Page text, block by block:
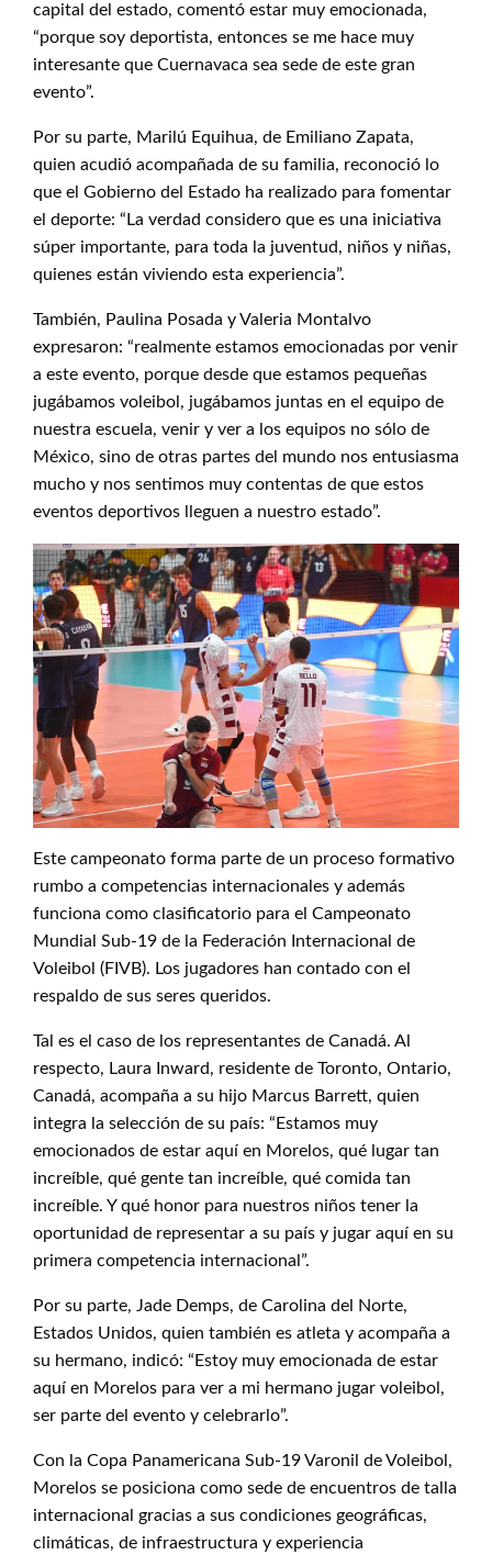
capital del estado, comentó estar muy emocionada,
“porque soy deportista, entonces se me hace muy
interesante que Cuernavaca sea sede de este gran
evento”.
Por su parte, Marilú Equihua, de Emiliano Zapata,
quien acudió acompañada de su familia, reconoció lo
que el Gobierno del Estado ha realizado para fomentar
el deporte: “La verdad considero que es una iniciativa
súper importante, para toda la juventud, niños y niñas,
quienes están viviendo esta experiencia”.
También, Paulina Posada y Valeria Montalvo
expresaron: “realmente estamos emocionadas por venir
a este evento, porque desde que estamos pequeñas
jugábamos voleibol, jugábamos juntas en el equipo de
nuestra escuela, venir y ver a los equipos no sólo de
México, sino de otras partes del mundo nos entusiasma
mucho y nos sentimos muy contentas de que estos
eventos deportivos lleguen a nuestro estado”.
Este campeonato forma parte de un proceso formativo
rumbo a competencias internacionales y además
funciona como clasificatorio para el Campeonato
Mundial Sub-19 de la Federación Internacional de
Voleibol (FIVB). Los jugadores han contado con el
respaldo de sus seres queridos.
Tal es el caso de los representantes de Canadá. Al
respecto, Laura Inward, residente de Toronto, Ontario,
Canadá, acompaña a su hijo Marcus Barrett, quien
integra la selección de su país: “Estamos muy
emocionados de estar aquí en Morelos, qué lugar tan
increíble, qué gente tan increíble, qué comida tan
increíble. Y qué honor para nuestros niños tener la
oportunidad de representar a su país y jugar aquí en su
primera competencia internacional”.
Por su parte, Jade Demps, de Carolina del Norte,
Estados Unidos, quien también es atleta y acompaña a
su hermano, indicó: “Estoy muy emocionada de estar
aquí en Morelos para ver a mi hermano jugar voleibol,
ser parte del evento y celebrarlo”.
Con la Copa Panamericana Sub-19 Varonil de Voleibol,
Morelos se posiciona como sede de encuentros de talla
internacional gracias a sus condiciones geográficas,
climáticas, de infraestructura y experiencia